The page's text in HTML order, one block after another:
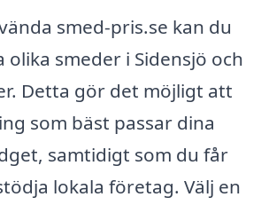
smed-pris.se kan du
smeder i Sidensjö och
Detta gör det möjligt att
som bäst passar dina
samtidigt som du får
lokala företag. Välj en